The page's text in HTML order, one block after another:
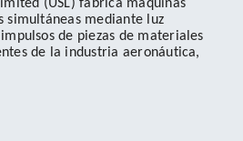
(USL) fabrica máquinas
simultáneas mediante luz
de piezas de materiales
de la industria aeronáutica,